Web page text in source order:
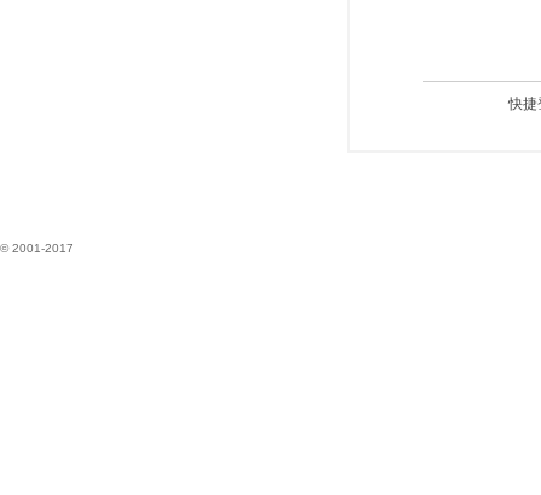
快捷
© 2001-2017